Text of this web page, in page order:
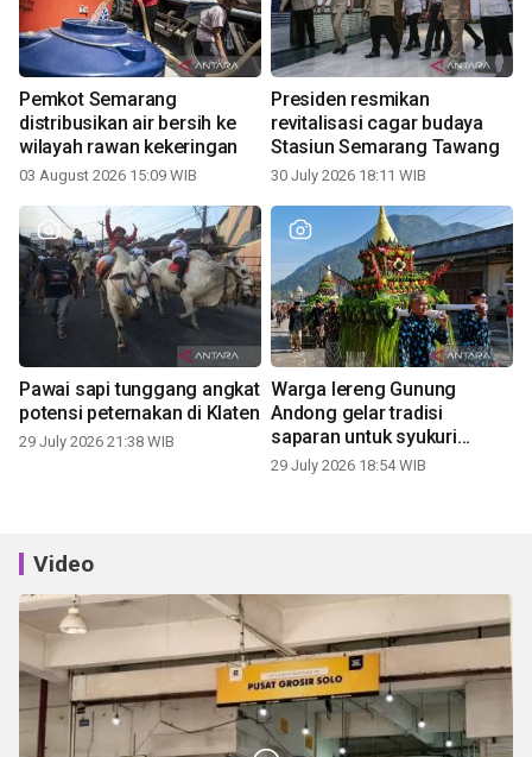
Pemkot Semarang
distribusikan air bersih ke
wilayah rawan kekeringan
03 August 2026 15:09 WIB
Presiden resmikan
revitalisasi cagar budaya
Stasiun Semarang Tawang
30 July 2026 18:11 WIB
Pawai sapi tunggang angkat
potensi peternakan di Klaten
29 July 2026 21:38 WIB
Warga lereng Gunung
Andong gelar tradisi
saparan untuk syukuri
panen
29 July 2026 18:54 WIB
Video